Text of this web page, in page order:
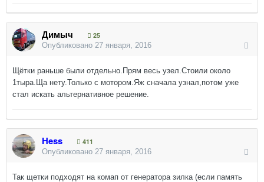
Димыч
25
Опубликовано 27 января, 2016
Щётки раньше были отдельно.Прям весь узел.Стоили около
1тыра.Ща нету.Только с мотором.Яж сначала узнал,потом уже
стал искать альтернативное решение.
Hess
411
Опубликовано 27 января, 2016
Так щетки подходят на комап от генератора зилка (если память